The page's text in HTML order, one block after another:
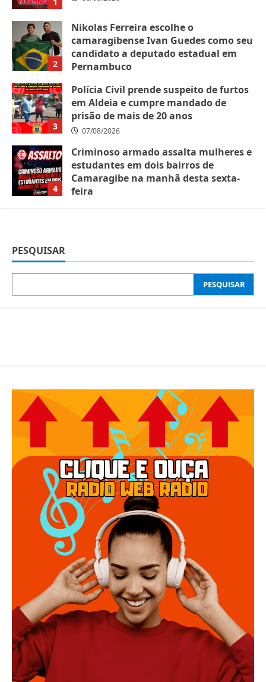
2
Nikolas Ferreira escolhe o
camaragibense Ivan Guedes como seu
candidato a deputado estadual em
Pernambuco
3
Polícia Civil prende suspeito de furtos
em Aldeia e cumpre mandado de
prisão de mais de 20 anos
07/08/2026
4
Criminoso armado assalta mulheres e
estudantes em dois bairros de
Camaragibe na manhã desta sexta-
feira
PESQUISAR
PESQUISAR